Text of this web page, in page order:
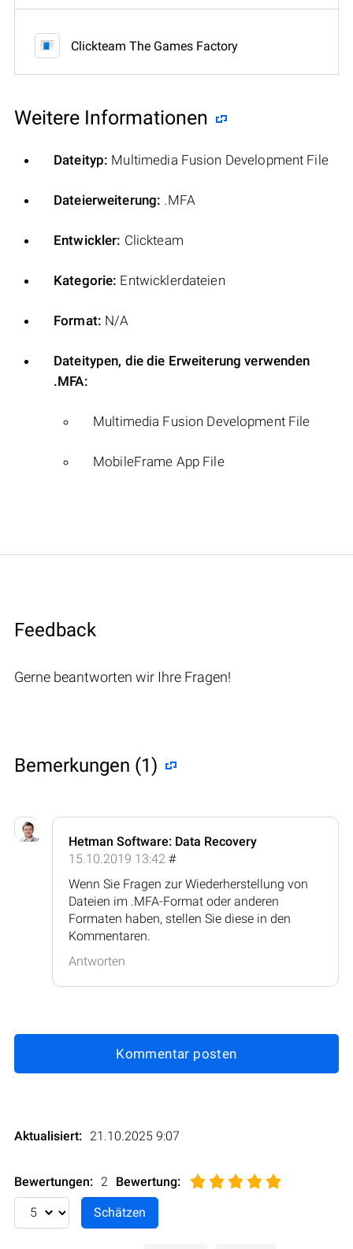
Clickteam The Games Factory
Weitere Informationen
Dateityp: Multimedia Fusion Development File
Dateierweiterung: .MFA
Entwickler: Clickteam
Kategorie: Entwicklerdateien
Format: N/A
Dateitypen, die die Erweiterung verwenden
.MFA:
Multimedia Fusion Development File
MobileFrame App File
Feedback
Gerne beantworten wir Ihre Fragen!
Bemerkungen (1)
Hetman Software: Data Recovery
15.10.2019 13:42 #
Wenn Sie Fragen zur Wiederherstellung von
Dateien im .MFA-Format oder anderen
Formaten haben, stellen Sie diese in den
Kommentaren.
Antworten
Kommentar posten
Aktualisiert: 21.10.2025 9:07
Bewertungen: 2 Bewertung: